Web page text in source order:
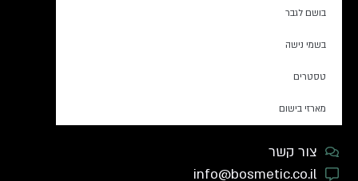
בושם לגבר
בשמי נישה
טסטרים
מארזי בישום
צור קשר
info@bosmetic.co.il